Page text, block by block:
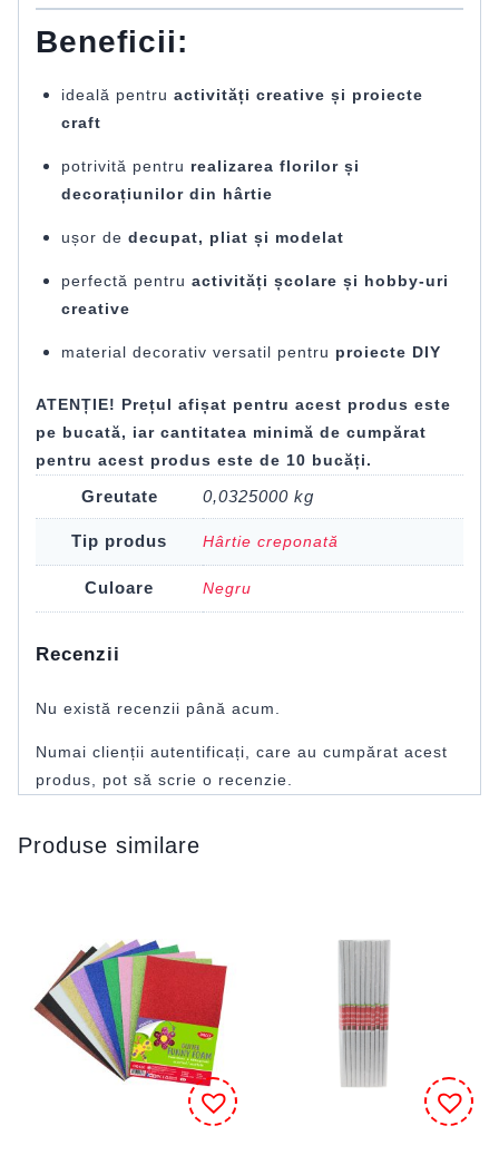
Beneficii:
ideală pentru activități creative și proiecte
craft
potrivită pentru realizarea florilor și
decorațiunilor din hârtie
ușor de decupat, pliat și modelat
perfectă pentru activități școlare și hobby-uri
creative
material decorativ versatil pentru proiecte DIY
ATENȚIE! Prețul afișat pentru acest produs este
pe bucată, iar cantitatea minimă de cumpărat
pentru acest produs este de 10 bucăți.
Greutate 0,0325000 kg
Tip produs Hârtie creponată
Culoare Negru
Recenzii
Nu există recenzii până acum.
Numai clienții autentificați, care au cumpărat acest
produs, pot să scrie o recenzie.
Produse similare